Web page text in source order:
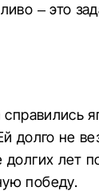
– это
долго не
долгих лет
победу.